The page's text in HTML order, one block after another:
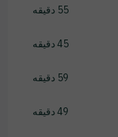
55 دقیقه
45 دقیقه
59 دقیقه
49 دقیقه